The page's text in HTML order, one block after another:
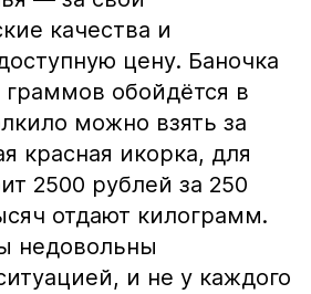
качества и
цену. Баночка
граммов обойдётся в
можно взять за
красная икорка, для
2500 рублей за 250
отдают килограмм.
недовольны
и не у каждого